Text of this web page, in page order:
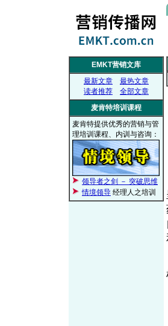
EMKT营销文库
最新文章
最热文章
读者推荐
全部文章
麦肯特培训课程
麦肯特提供优秀的营销与管
理培训课程、内训与咨询：
领导者之剑 － 突破思维
情境领导 经理人之培训